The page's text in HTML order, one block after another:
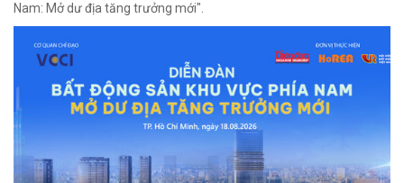
Nam: Mở dư địa tăng trưởng mới".